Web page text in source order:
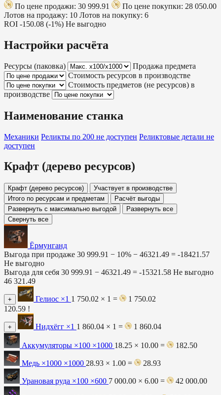
По цене продажи: 30 999.91
По цене покупки: 28 050.00
Лотов на продажу: 10 Лотов на покупку: 6
ROI -150.08 (-1%) Не выгодно
Настройки расчёта
Ресурсы (паковка)
Продажа предмета
Стоимость ресурсов в производстве
Стоимость предметов (не ресурсов) в
производстве
Наименование станка
Механики Реликты по 200 не доступен Реликтовые детали не
доступен
Крафт (дерево ресурсов)
Крафт (дерево ресурсов)
Участвует в производстве
Итого по ресурсам и предметам
Расчёт выгоды
Развернуть с максимально выгодой
Развернуть все
Свернуть все
Ёрмунганд
Выгода при продаже 30 999.91 − 10% − 46321.49 = -18421.57
Не выгодно
Выгода для себя 30 999.91 − 46321.49 = -15321.58 Не выгодно
46 321.49
+ Гелиос ×1 1 750.02 × 1 =
1 750.02
120.59 !
+ Нидхёгг ×1 1 860.04 × 1 = 1 860.04
Аккумуляторы ×100 ×1000 18.25 × 10.00 = 182.50
Медь ×1000 ×1000 28.93 × 1.00 = 28.93
Урановая руда ×100 ×600 7 000.00 × 6.00 = 42 000.00